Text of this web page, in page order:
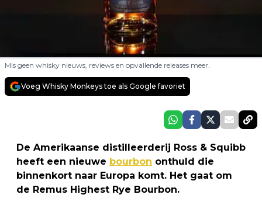
Mis geen whisky nieuws, reviews en opvallende releases meer.
Voeg Whisky Monkeys toe als Google favoriet
De Amerikaanse distilleerderij Ross & Squibb
heeft een nieuwe bourbon onthuld die
binnenkort naar Europa komt. Het gaat om
de Remus Highest Rye Bourbon.